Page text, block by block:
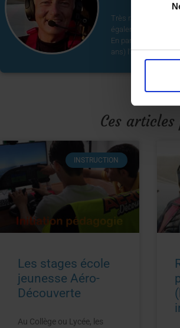
Très rapidement, il
également
En parallèle, son
ans) l’amène tout
Ces
INSTRUCTION
Les stages école
jeunesse Aéro-
Découverte
Au Collège ou Lycée, les